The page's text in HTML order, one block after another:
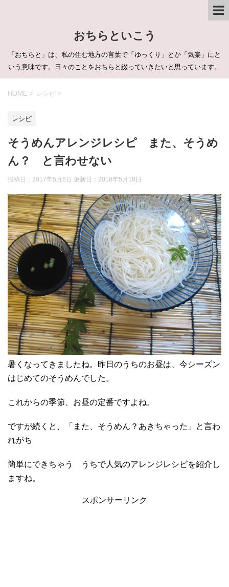
おちらといこう
「おちらと」は、私の住む地方の言葉で「ゆっくり」とか「気楽」にと
いう意味です。日々のことをおちらと綴っていきたいと思っています。
HOME > レシピ >
レシピ
そうめんアレンジレシピ また、そうめ
ん？ と言わせない
投稿日：2017年5月6日 更新日： 2018年5月18日
暑くなってきましたね。昨日のうちのお昼は、今シーズン
はじめてのそうめんでした。
これからの季節、お昼の定番ですよね。
ですが続くと、「また、そうめん？あきちゃった」と言わ
れがち
簡単にできちゃう うちで人気のアレンジレシピを紹介し
ますね。
スポンサーリンク